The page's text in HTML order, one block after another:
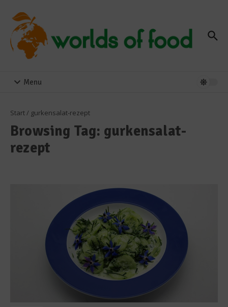
Menu
Start/ gurkensalat-rezept
Browsing Tag: gurkensalat-
rezept